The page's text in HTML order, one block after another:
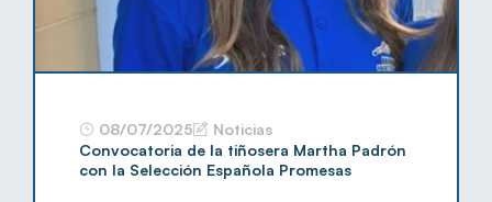
08/07/2025
Noticias
Convocatoria de la tiñosera Martha Padrón
con la Selección Española Promesas